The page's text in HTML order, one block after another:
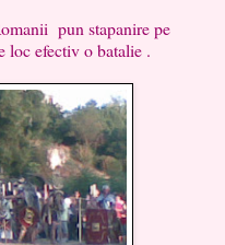
pun stapanire pe
loc efectiv o batalie .